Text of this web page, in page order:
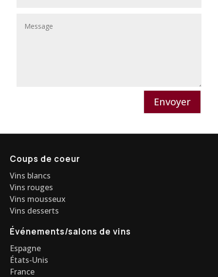
Envoyer
Coups de coeur
Vins blancs
Vins rouges
Vins mousseux
Vins desserts
Événements/salons de vins
Espagne
États-Unis
France